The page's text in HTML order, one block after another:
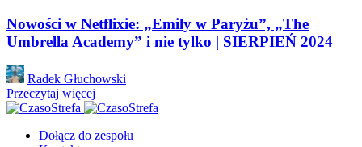
Nowości w Netflixie: „Emily w Paryżu”, „The
Umbrella Academy” i nie tylko | SIERPIEŃ 2024
Posted
by
Radek Głuchowski
Przeczytaj więcej
Dołącz do zespołu